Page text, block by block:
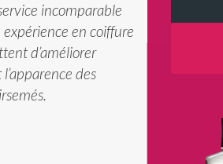
incomparable
expérience en coiffure
d’améliorer
des